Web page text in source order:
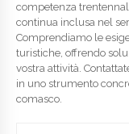
competenza
continua inclusa nel
Comprendiamo le
turistiche, offrendo
vostra attività.
in uno strumento
comasco.